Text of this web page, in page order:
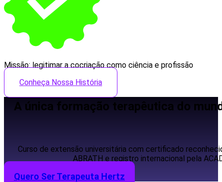
Missão: legitimar a cocriação como ciência e profissão
Conheça Nossa História
A única formação terapêutica do
Curso de extensão universitária com certificado
ABRATH e registro internacional pela
Quero Ser Terapeuta Hertz